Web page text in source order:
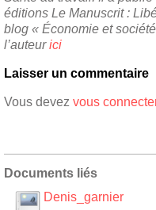
éditions Le Manuscrit :
blog « Économie et
l’auteurici
Laisser un commentaire
Vous devez vous
Documents liés
Denis_garnier